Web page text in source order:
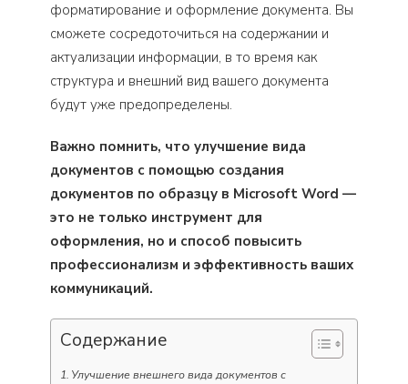
форматирование и оформление документа. Вы
сможете сосредоточиться на содержании и
актуализации информации, в то время как
структура и внешний вид вашего документа
будут уже предопределены.
Важно помнить, что улучшение вида
документов с помощью создания
документов по образцу в Microsoft Word —
это не только инструмент для
оформления, но и способ повысить
профессионализм и эффективность ваших
коммуникаций.
Содержание
Улучшение внешнего вида документов с